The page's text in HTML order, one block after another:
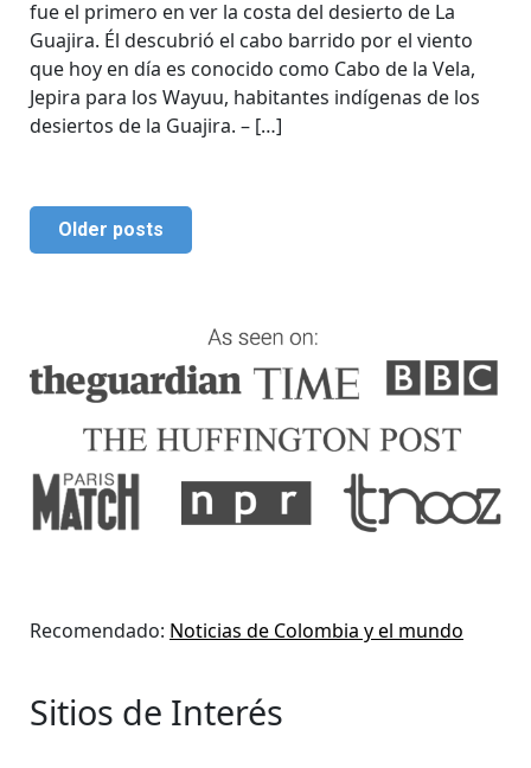
fue el primero en ver la costa del desierto de La
Guajira. Él descubrió el cabo barrido por el viento
que hoy en día es conocido como Cabo de la Vela,
Jepira para los Wayuu, habitantes indígenas de los
desiertos de la Guajira. – […]
Older posts
Recomendado: Noticias de Colombia y el mundo
Sitios de Interés